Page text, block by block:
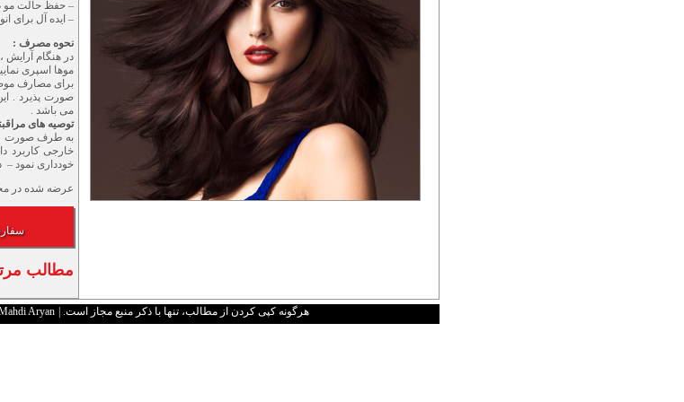
– حفظ حالت مو
– ایده آل برای
نحوه مصرف :
در هنگام آرایش
موها اسپری
برای مصارف
صورت پذیرد .
می باشد .
توصیه های
به طرف صورت و
خارجی کاربرد
خودداری نمود
عرضه شده در محفظه
مطالب
هرگونه کپی کردن از مطالب، تنها با ذکر منبع مجاز است. | Copyright 2013-15 - Designed by Aryan